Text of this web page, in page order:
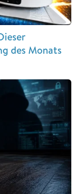
des Monats